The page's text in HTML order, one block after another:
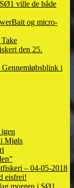
ville de både
og micro-
den 25.
i
i Mjøls
– 04-05-2018
eisfrei!
morgen i SØ1